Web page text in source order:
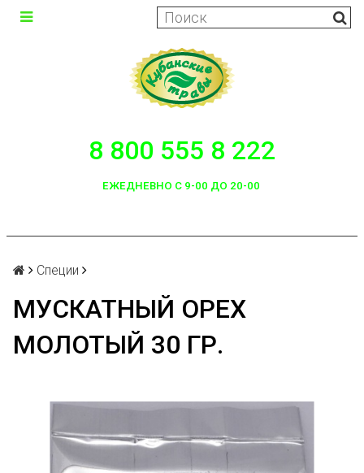
8 800 555 8 222
ЕЖЕДНЕВНО С 9-00 ДО 20-00
Специи
МУСКАТНЫЙ ОРЕХ
МОЛОТЫЙ 30 ГР.